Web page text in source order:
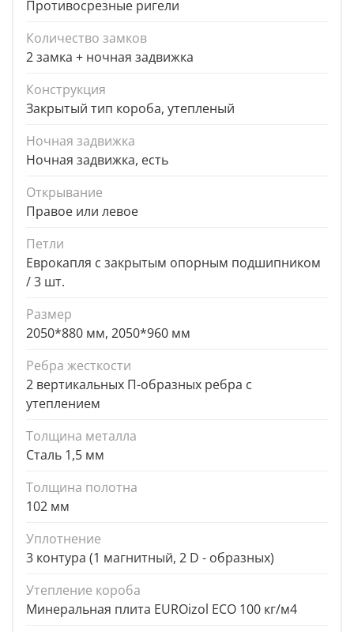
Противосрезные ригели
Количество замков
2 замка + ночная задвижка
Конструкция
Закрытый тип короба, утепленый
Ночная задвижка
Ночная задвижка, есть
Открывание
Правое или левое
Петли
Еврокапля с закрытым опорным подшипником
/ 3 шт.
Размер
2050*880 мм, 2050*960 мм
Ребра жесткости
2 вертикальных П-образных ребра с
утеплением
Толщина металла
Сталь 1,5 мм
Толщина полотна
102 мм
Уплотнение
3 контура (1 магнитный, 2 D - образных)
Утепление короба
Минеральная плита EUROizol ECO 100 кг/м4